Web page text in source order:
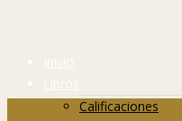
Inicio
Libros
Calificaciones